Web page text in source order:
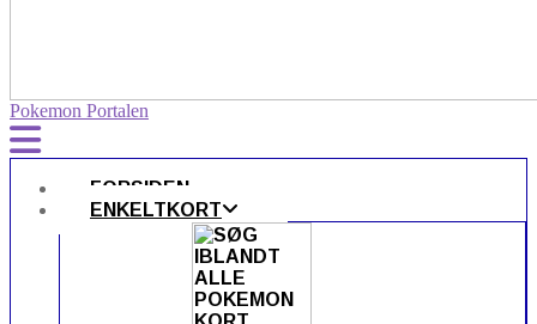
Pokemon Portalen
FORSIDEN
ENKELTKORT